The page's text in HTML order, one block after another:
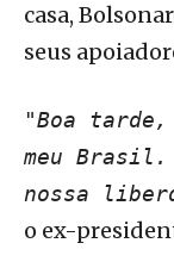
casa,
seus
"Boa tarde,
meu Brasil.
nossa
o ex-